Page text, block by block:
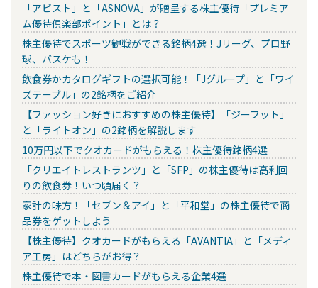
「アビスト」と「ASNOVA」が贈呈する株主優待「プレミア
ム優待倶楽部ポイント」とは？
株主優待でスポーツ観戦ができる銘柄4選！Jリーグ、プロ野
球、バスケも！
飲食券かカタログギフトの選択可能！「Jグループ」と「ワイ
ズテーブル」の2銘柄をご紹介
【ファッション好きにおすすめの株主優待】「ジーフット」
と「ライトオン」の2銘柄を解説します
10万円以下でクオカードがもらえる！株主優待銘柄4選
「クリエイトレストランツ」と「SFP」の株主優待は高利回
りの飲食券！いつ頃届く？
家計の味方！「セブン＆アイ」と「平和堂」の株主優待で商
品券をゲットしよう
【株主優待】クオカードがもらえる「AVANTIA」と「メディ
ア工房」はどちらがお得？
株主優待で本・図書カードがもらえる企業4選